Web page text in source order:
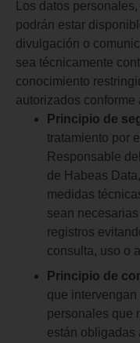
Los datos
podrán estar
divulgación o
sea técnicamente
conocimiento
autorizados conforme
Principio de
tratamiento por el
Responsable
de Habeas
medidas
sean
registros
consulta, uso o
Principio de
que
personales que
están obligadas